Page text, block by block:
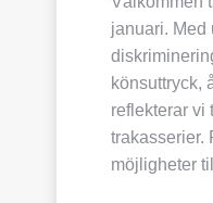
januari. Med
könsuttryck,
reflekterar vi
trakasserier.
möjligheter